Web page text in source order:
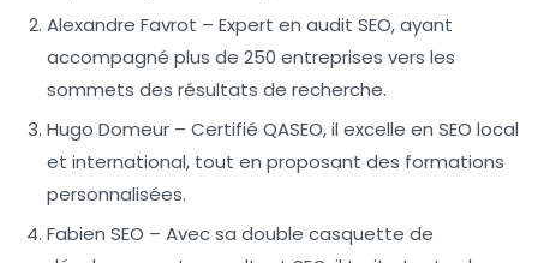
Alexandre Favrot – Expert en audit SEO, ayant
accompagné plus de 250 entreprises vers les
sommets des résultats de recherche.
Hugo Domeur – Certifié QASEO, il excelle en SEO local
et international, tout en proposant des formations
personnalisées.
Fabien SEO – Avec sa double casquette de